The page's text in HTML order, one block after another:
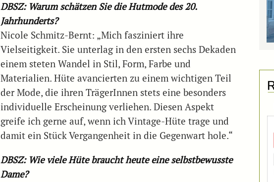
DBSZ: Warum schätzen Sie die Hutmode des 20.
Jahrhunderts?
Nicole Schmitz-Bernt: „Mich fasziniert ihre
Vielseitigkeit. Sie unterlag in den ersten sechs Dekaden
einem steten Wandel in Stil, Form, Farbe und
Materialien. Hüte avancierten zu einem wichtigen Teil
der Mode, die ihren TrägerInnen stets eine besonders
individuelle Erscheinung verliehen. Diesen Aspekt
greife ich gerne auf, wenn ich Vintage-Hüte trage und
damit ein Stück Vergangenheit in die Gegenwart hole.“
DBSZ: Wie viele Hüte braucht heute eine selbstbewusste
Dame?